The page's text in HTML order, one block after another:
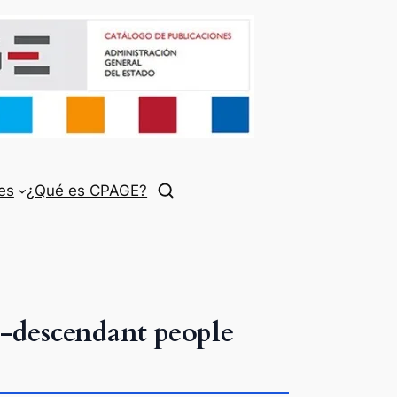
¿Qué es CPAGE?
people